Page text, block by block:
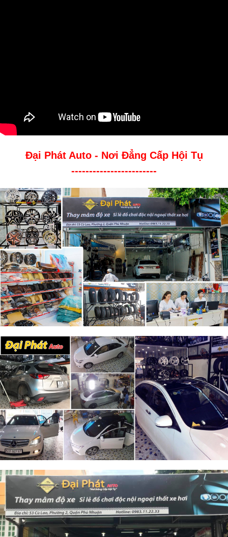
Đại Phát Auto - Nơi Đẳng Cấp Hội Tụ
------------------------